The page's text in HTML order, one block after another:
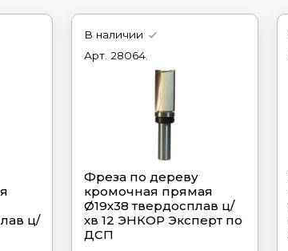
ц/
В наличии
Арт. 28064.
Фреза по дереву
кромочная прямая
Ø19х38 твердосплав ц/
хв 12 ЭНКОР Эксперт по
ДСП